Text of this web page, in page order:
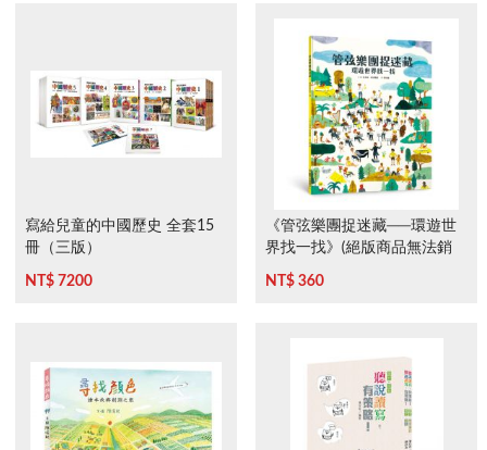
寫給兒童的中國歷史 全套15
冊（三版）
NT$ 7200
《管弦樂團捉迷藏──環遊世
界找一找》(絕版商品無法銷
NT$ 360